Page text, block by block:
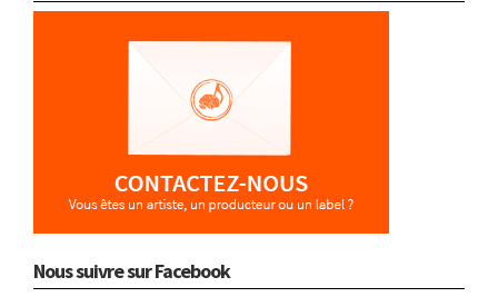
Nous suivre sur Facebook